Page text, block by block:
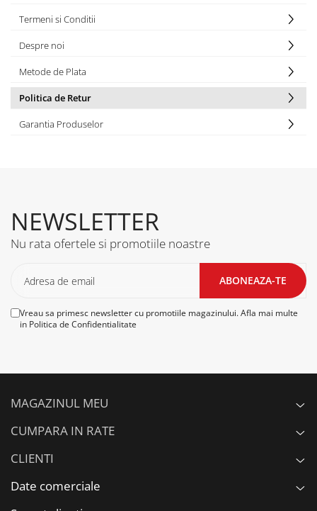
Termeni si Conditii
Despre noi
Metode de Plata
Politica de Retur
Garantia Produselor
NEWSLETTER
Nu rata ofertele si promotiile noastre
Vreau sa primesc newsletter cu promotiile magazinului. Afla mai multe
in Politica de Confidentialitate
MAGAZINUL MEU
CUMPARA IN RATE
CLIENTI
Date comerciale